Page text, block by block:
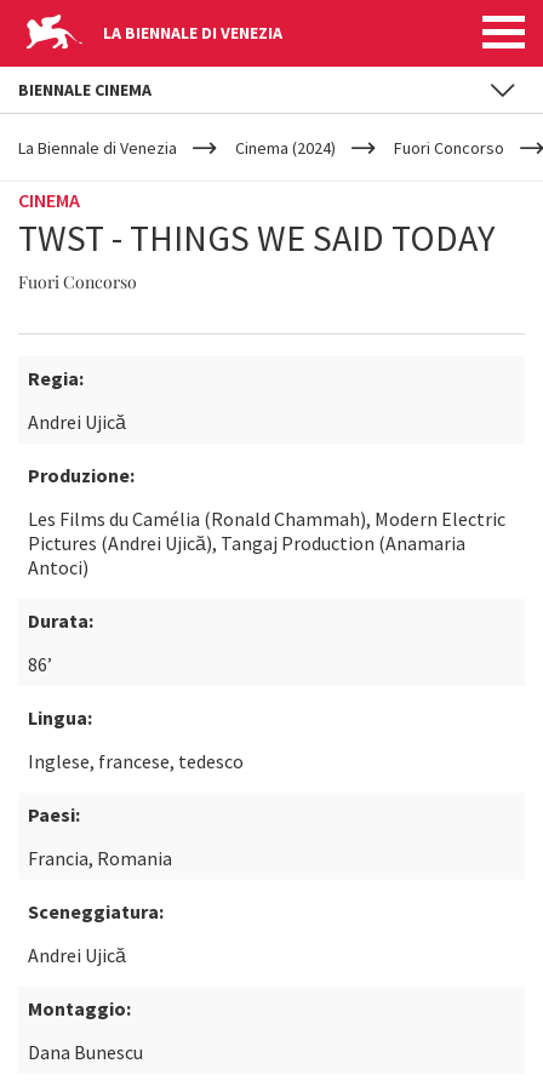
LA BIENNALE DI VENEZIA
YOUR
ARE
La Biennale di Venezia Cinema (2024) Fuori Concorso
CINEMA
TWST - THINGS WE SAID TODAY
Fuori Concorso
Regia:
Andrei Ujică
Produzione:
Les Films du Camélia (Ronald Chammah), Modern Electric
Pictures (Andrei Ujică), Tangaj Production (Anamaria
Antoci)
Durata:
86’
Lingua:
Inglese, francese, tedesco
Paesi:
Francia, Romania
Sceneggiatura:
Andrei Ujică
Montaggio:
Dana Bunescu
BIENNALE CINEMA